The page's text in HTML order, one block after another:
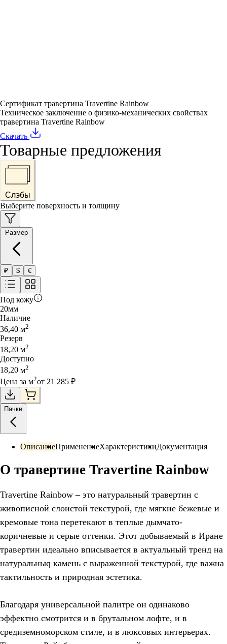
Сертификат травертина Travertine Rainbow
Техническое заключение о физико-механических свойствах
травертина Travertine Rainbow
Скачать
Товарные предложения
Слэбы
Выберите поверхность и толщину
₽ $ €
Под кожу
20мм
Наличие
36,40 м2
Резерв
18,20 м2
Доступно
18,20 м2
Цена за м2от 21 285 ₽
Пачки
ОписаниеПрименениеХарактеристикиДокументация
О травертине Travertine Rainbow
Travertine Rainbow – это натуральный травертин с
живописной слоистой текстурой, где мягкие бежевые и
кремовые тона перетекают в теплые дымчато-
коричневые и серые оттенки. Этот добываемый в Иране
травертин идеально вписывается в актуальный тренд на
натуральныq камень с выраженной текстурой, где важна
тактильность и природная эстетика.
Благодаря универсальной палитре он одинаково
эффектно смотрится и в брутальном лофте, и в
средиземноморском стиле, и в люксовых интерьерах.